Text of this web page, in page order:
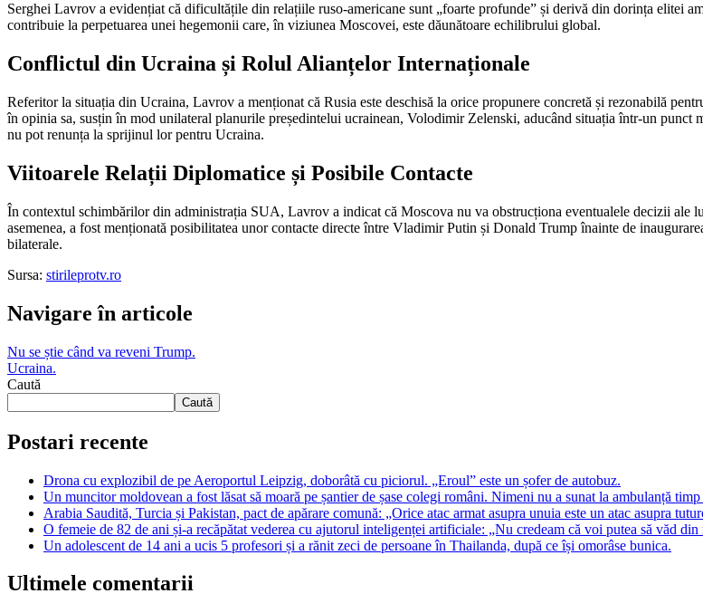
Serghei Lavrov a evidențiat că dificultățile din relațiile ruso-americane sunt „foarte profunde” și derivă din dorința elitei
contribuie la perpetuarea unei hegemonii care, în viziunea Moscovei, este dăunătoare echilibrului global.
Conflictul din Ucraina și Rolul Alianțelor Internaționale
Referitor la situația din Ucraina, Lavrov a menționat că Rusia este deschisă la orice propunere concretă și rezonabilă
în opinia sa, susțin în mod unilateral planurile președintelui ucrainean, Volodimir Zelenski, aducând situația într-un
nu pot renunța la sprijinul lor pentru Ucraina.
Viitoarele Relații Diplomatice și Posibile Contacte
În contextul schimbărilor din administrația SUA, Lavrov a indicat că Moscova nu va obstrucționa eventualele decizii
asemenea, a fost menționată posibilitatea unor contacte directe între Vladimir Putin și Donald Trump înainte de
bilaterale.
Sursa: stirileprotv.ro
Navigare în articole
Nu se știe când va reveni Trump.
Ucraina.
Caută
Caută
Postari recente
Drona cu explozibil de pe Aeroportul Leipzig, doborâtă cu piciorul. „Eroul” este un șofer de autobuz.
Un muncitor moldovean a fost lăsat să moară pe șantier de șase colegi români. Nimeni nu a sunat la ambulanță timp
Arabia Saudită, Turcia și Pakistan, pact de apărare comună: „Orice atac armat asupra unuia este un atac asupra
O femeie de 82 de ani și-a recăpătat vederea cu ajutorul inteligenței artificiale: „Nu credeam că voi putea să văd din
Un adolescent de 14 ani a ucis 5 profesori și a rănit zeci de persoane în Thailanda, după ce își omorâse bunica.
Ultimele comentarii